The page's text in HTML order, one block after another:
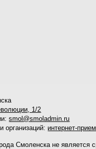
1/2
smol@smoladmin.ru
организаций: интернет-
Смоленска не является